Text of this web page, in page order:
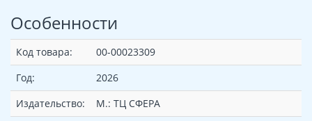
Особенности
Код товара:
00-00023309
Год:
2026
Издательство:
М.: ТЦ СФЕРА